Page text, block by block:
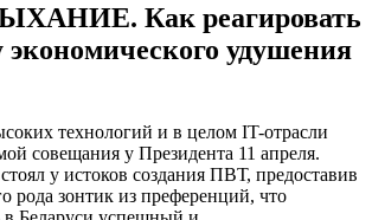
Как реагировать
удушения
технологий и в целом IT-отрасли
совещания у Президента 11 апреля.
стоял у истоков создания ПВТ, предоставив
рода зонтик из преференций, что